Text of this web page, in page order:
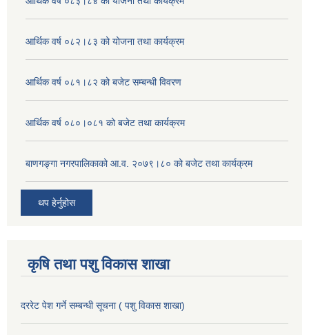
आर्थिक वर्ष ०८२।८३ को योजना तथा कार्यक्रम
आर्थिक वर्ष ०८१।८२ को बजेट सम्बन्धी विवरण
आर्थिक वर्ष ०८०।०८१ को बजेट तथा कार्यक्रम
बाणगङ्गा नगरपालिकाको आ.व. २०७९।८० को बजेट तथा कार्यक्रम
थप हेर्नुहोस
कृषि तथा पशु विकास शाखा
दररेट पेश गर्ने सम्बन्धी सूचना ( पशु विकास शाखा)